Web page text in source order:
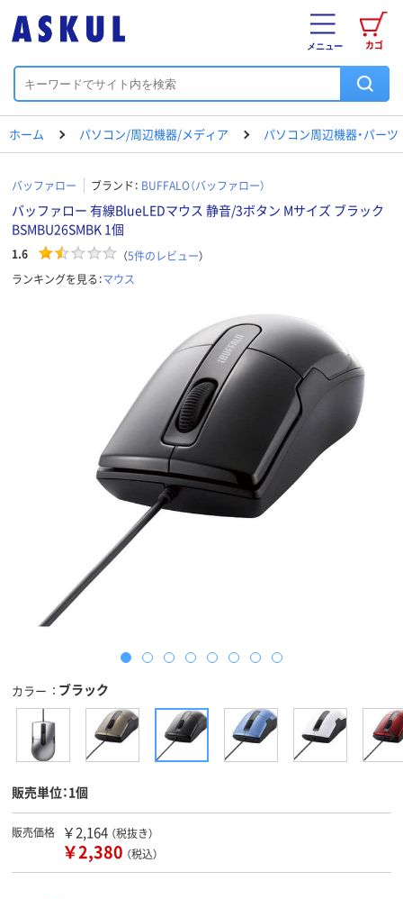
カゴ
メニュー
ホーム パソコン/周辺機器/メディア パソコン周辺機器・パーツ
バッファロー ブランド： BUFFALO（バッファロー）
バッファロー 有線BlueLEDマウス 静音/3ボタン Mサイズ ブラック
BSMBU26SMBK 1個
1.6 （5件のレビュー）
ランキングを見る：マウス
カラー ブラック
販売単位：1個
販売価格 ￥2,164 （税抜き）
￥2,380 （税込）